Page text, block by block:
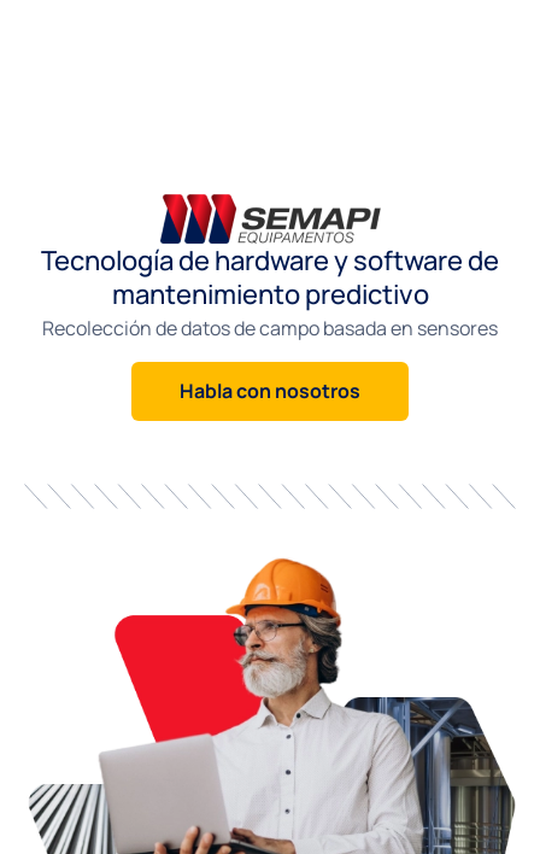
Tecnología de hardware y software de
mantenimiento predictivo
Recolección de datos de campo basada en sensores
Habla con nosotros